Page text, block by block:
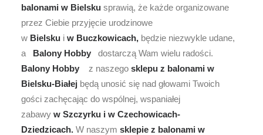
balonami w Bielsku sprawią, że każde organizowane
przez Ciebie przyjęcie urodzinowe
w Bielsku i w Buczkowicach, będzie niezwykle udane,
a
Balony Hobby dostarczą Wam wielu radości.
Balony Hobby
z naszego sklepu z balonami w
Bielsku-Białej będą unosić się nad głowami Twoich
gości zachęcając do wspólnej, wspaniałej
zabawy w Szczyrku i w Czechowicach-
Dziedzicach. W naszym sklepie z balonami w